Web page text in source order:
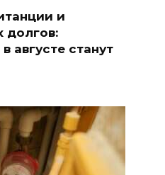
и
долгов:
августе станут